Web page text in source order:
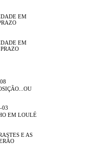
EM
EM
03
EM LOULÉ
E AS